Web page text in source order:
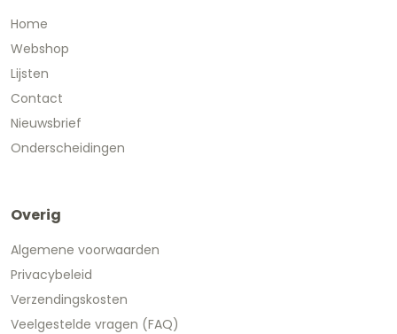
Home
Webshop
Lijsten
Contact
Nieuwsbrief
Onderscheidingen
Overig
Algemene voorwaarden
Privacybeleid
Verzendingskosten
Veelgestelde vragen (FAQ)